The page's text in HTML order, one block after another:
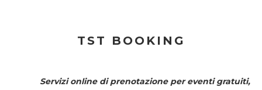
TST BOOKING
Servizi online di prenotazione per eventi gratuiti,